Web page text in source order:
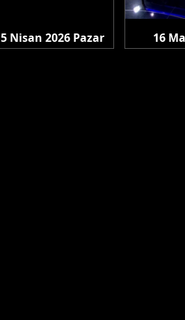
5 Nisan 2026 Pazar
16